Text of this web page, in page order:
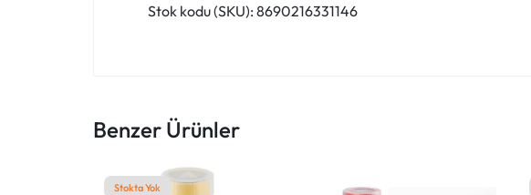
HEMEN
Stok kodu (SKU): 8690216331146
Benzer Ürünler
Stokta Yok